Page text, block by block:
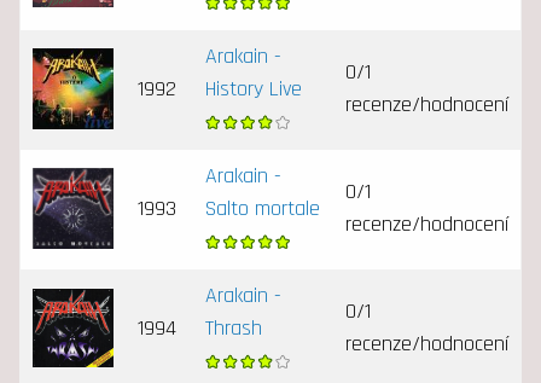
1992
Arakain -
History Live
0/1
recenze/hodnocení
1993
Arakain -
Salto mortale
0/1
recenze/hodnocení
1994
Arakain -
Thrash
0/1
recenze/hodnocení